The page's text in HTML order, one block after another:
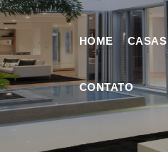
HOME CASAS
CONTATO